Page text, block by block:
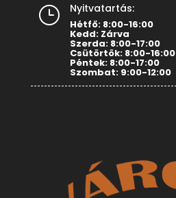
} Nyitvatartás:
Hétfő: 8:00-16:00
Kedd: Zárva
Szerda: 8:00-17:00
Csütörtök: 8:00-16:00
Péntek: 8:00-17:00
Szombat: 9:00-12:00